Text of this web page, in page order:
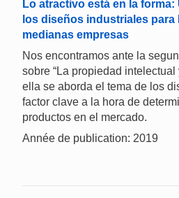
Lo atractivo está en la
los diseños industriales para
medianas empresas
Nos encontramos ante la
sobre “La propiedad intelectual
ella se aborda el tema de los
factor clave a la hora de
productos en el mercado.
Année de publication: 2019